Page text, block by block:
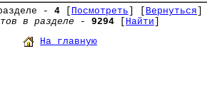
- 4 Посмотреть Вернуться
в разделе - 9294 Найти
На главную